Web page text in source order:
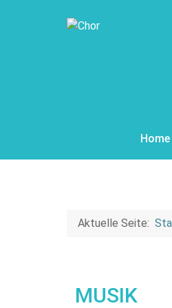
Home
Aktuelle Seite:
MUSIK